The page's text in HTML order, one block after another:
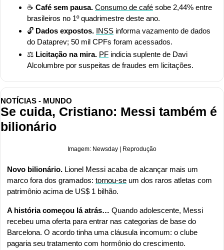
☕ Café sem pausa. Consumo de café sobe 2,44% entre
brasileiros no 1º quadrimestre deste ano.
🔓 Dados expostos. INSS informa vazamento de dados
do Dataprev; 50 mil CPFs foram acessados.
⚖️ Licitação na mira. PF indicia suplente de Davi
Alcolumbre por suspeitas de fraudes em licitações.
NOTÍCIAS - MUNDO
Se cuida, Cristiano: Messi também é
bilionário
Imagem: Newsday | Reprodução
Novo bilionário. Lionel Messi acaba de alcançar mais um
marco fora dos gramados: tornou-se um dos raros atletas com
patrimônio acima de US$ 1 bilhão.
A história começou lá atrás… Quando adolescente, Messi
recebeu uma oferta para entrar nas categorias de base do
Barcelona. O acordo tinha uma cláusula incomum: o clube
pagaria seu tratamento com hormônio do crescimento.